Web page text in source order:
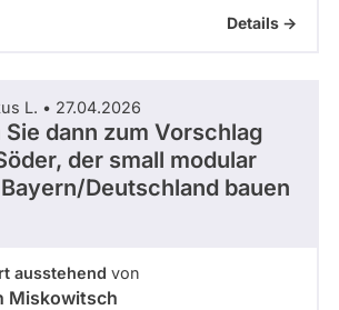
Details ->
L. • 27.04.2026
dann zum Vorschlag
der small modular
Deutschland bauen
ausstehend von
Miskowitsch